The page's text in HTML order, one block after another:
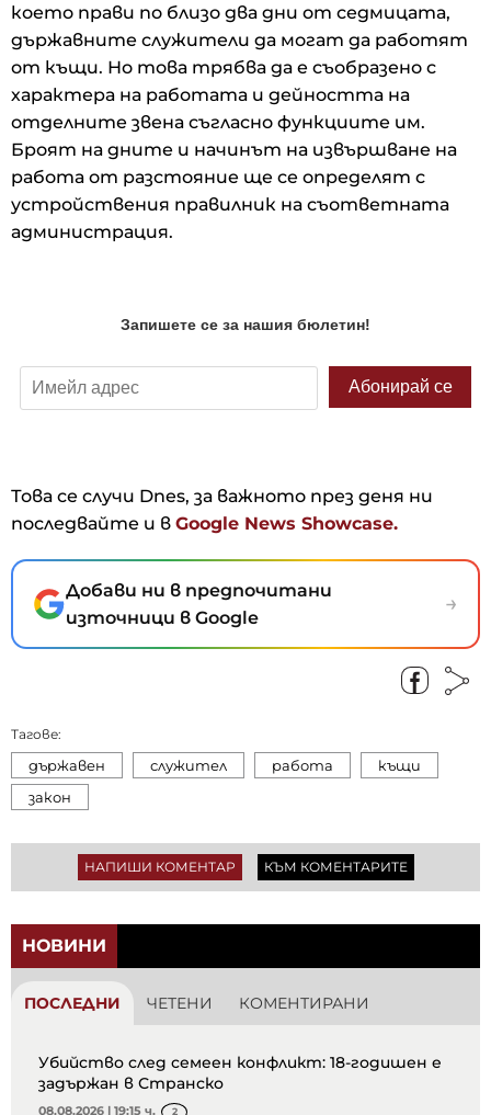
което прави по близо два дни от седмицата,
държавните служители да могат да работят
от къщи. Но това трябва да е съобразено с
характера на работата и дейността на
отделните звена съгласно функциите им.
Броят на дните и начинът на извършване на
работа от разстояние ще се определят с
устройствения правилник на съответната
администрация.
Това се случи Dnes, за важното през деня ни
последвайте и в Google News Showcase.
Добави ни в предпочитани
източници в Google
→
Тагове:
държавен служител работа
къщи
закон
НАПИШИ КОМЕНТАР КЪМ КОМЕНТАРИТЕ
НОВИНИ
ПОСЛЕДНИ ЧЕТЕНИ КОМЕНТИРАНИ
Убийство след семеен конфликт: 18-годишен е
задържан в Странско
08.08.2026 | 19:15 ч. 2